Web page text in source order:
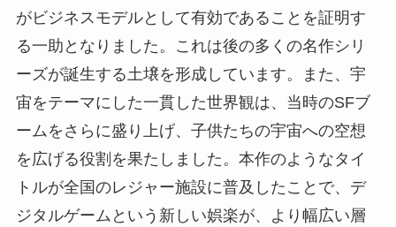
がビジネスモデルとして有効であることを証明す
る一助となりました。これは後の多くの名作シリ
ーズが誕生する土壌を形成しています。また、宇
宙をテーマにした一貫した世界観は、当時のSFブ
ームをさらに盛り上げ、子供たちの宇宙への空想
を広げる役割を果たしました。本作のようなタイ
トルが全国のレジャー施設に普及したことで、デ
ジタルゲームという新しい娯楽が、より幅広い層